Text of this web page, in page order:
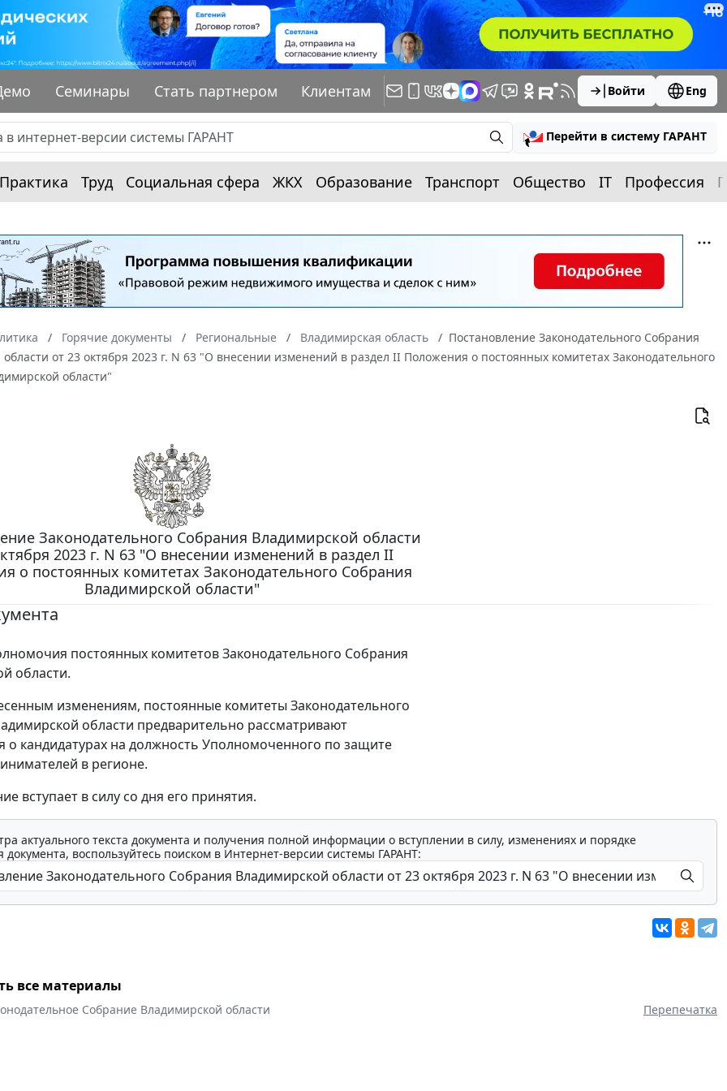
Семинары Стать партнером Клиентам Войти Eng
Перейти в систему ГАРАНТ
Практика Труд Социальная сфера ЖКХ Образование Транспорт Общество IT Профессия
Горячие документы Региональные Владимирская область
Постановление Законодательного Собрания
от 23 октября 2023 г. N 63 "О внесении изменений в раздел II Положения о постоянных комитетах Законодательного
области"
Законодательного Собрания Владимирской области
2023 г. N 63 "О внесении изменений в раздел II
о постоянных комитетах Законодательного Собрания
Владимирской области"
постоянных комитетов Законодательного Собрания
области.
изменениям, постоянные комитеты Законодательного
области предварительно рассматривают
о кандидатурах на должность Уполномоченного по защите
в регионе.
вступает в силу со дня его принятия.
актуального текста документа и получения полной информации о вступлении в силу, изменениях и порядке
воспользуйтесь поиском в Интернет-версии системы ГАРАНТ:
все материалы
Собрание Владимирской области Перепечатка